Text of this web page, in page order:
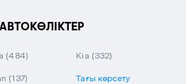
(484) Kia (332)
(137) Тағы көрсету